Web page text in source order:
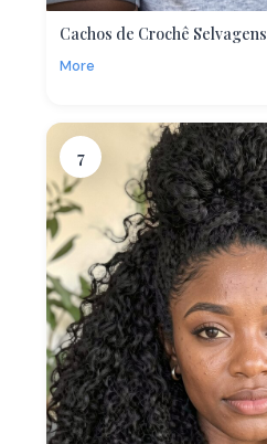
Cachos de Crochê Selvagens
More
7